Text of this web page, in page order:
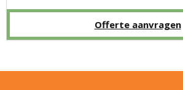
Offerte aanvragen